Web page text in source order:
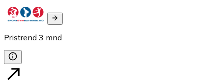
Pristrend 3 mnd